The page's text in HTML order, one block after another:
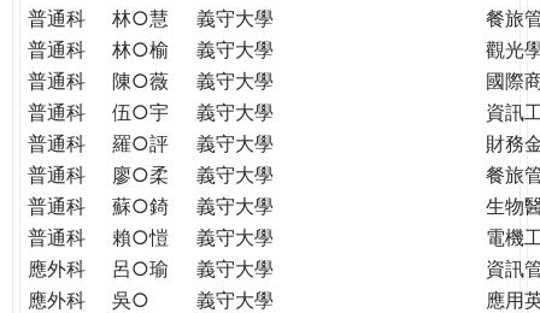
普通科
林○慧 義守大學
餐旅
普通科
林○榆 義守大學
觀光
普通科
陳○薇 義守大學
國際
普通科
伍○宇 義守大學
資訊
普通科
羅○評 義守大學
財務
普通科
廖○柔 義守大學
餐旅
普通科
蘇○錡 義守大學
生物
普通科
賴○愷 義守大學
電機
應外科
呂○瑜 義守大學
資訊
應外科
吳○ 義守大學
應用